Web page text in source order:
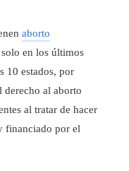
aborto
en los últimos
10 estados, por
derecho al aborto
al tratar de hacer
financiado por el